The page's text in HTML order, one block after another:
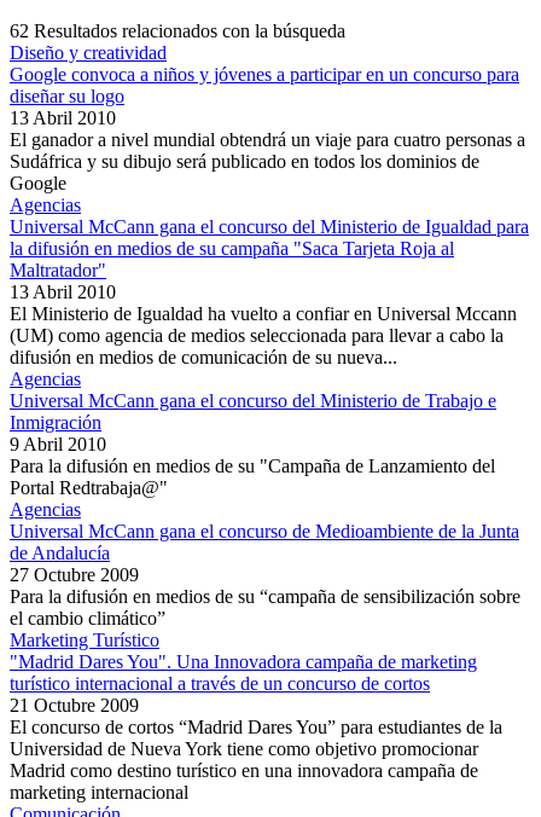
62 Resultados relacionados con la búsqueda
Diseño y creatividad
Google convoca a niños y jóvenes a participar en un concurso para
diseñar su logo
13 Abril 2010
El ganador a nivel mundial obtendrá un viaje para cuatro personas a
Sudáfrica y su dibujo será publicado en todos los dominios de
Google
Agencias
Universal McCann gana el concurso del Ministerio de Igualdad para
la difusión en medios de su campaña "Saca Tarjeta Roja al
Maltratador"
13 Abril 2010
El Ministerio de Igualdad ha vuelto a confiar en Universal Mccann
(UM) como agencia de medios seleccionada para llevar a cabo la
difusión en medios de comunicación de su nueva...
Agencias
Universal McCann gana el concurso del Ministerio de Trabajo e
Inmigración
9 Abril 2010
Para la difusión en medios de su "Campaña de Lanzamiento del
Portal Redtrabaja@"
Agencias
Universal McCann gana el concurso de Medioambiente de la Junta
de Andalucía
27 Octubre 2009
Para la difusión en medios de su “campaña de sensibilización sobre
el cambio climático”
Marketing Turístico
"Madrid Dares You". Una Innovadora campaña de marketing
turístico internacional a través de un concurso de cortos
21 Octubre 2009
El concurso de cortos “Madrid Dares You” para estudiantes de la
Universidad de Nueva York tiene como objetivo promocionar
Madrid como destino turístico en una innovadora campaña de
marketing internacional